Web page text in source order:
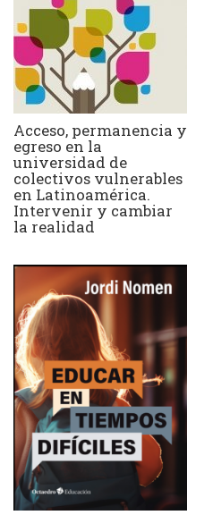
Acceso, permanencia y
egreso en la
universidad de
colectivos vulnerables
en Latinoamérica.
Intervenir y cambiar
la realidad